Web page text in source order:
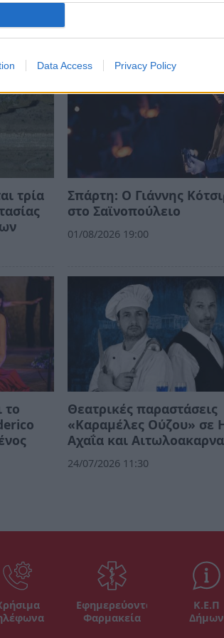
Data Access Privacy Policy
τρία
Σπάρτη: Ο Γιάννης
στο Σαϊνοπούλειο
01/08/2026 19:00
το
Θεατρικές παραστάσεις
«Καραμέλες Ούζου» σε
Αχαΐα και
24/07/2026 11:30
Εφημερεύοντα
Φαρμακεία
Κ.Ε.Π
Δήμων